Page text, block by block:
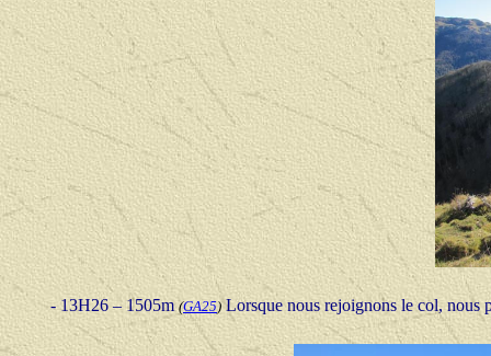
- 13H26 – 1505m(GA25)Lorsque nous rejoignons le col, nous